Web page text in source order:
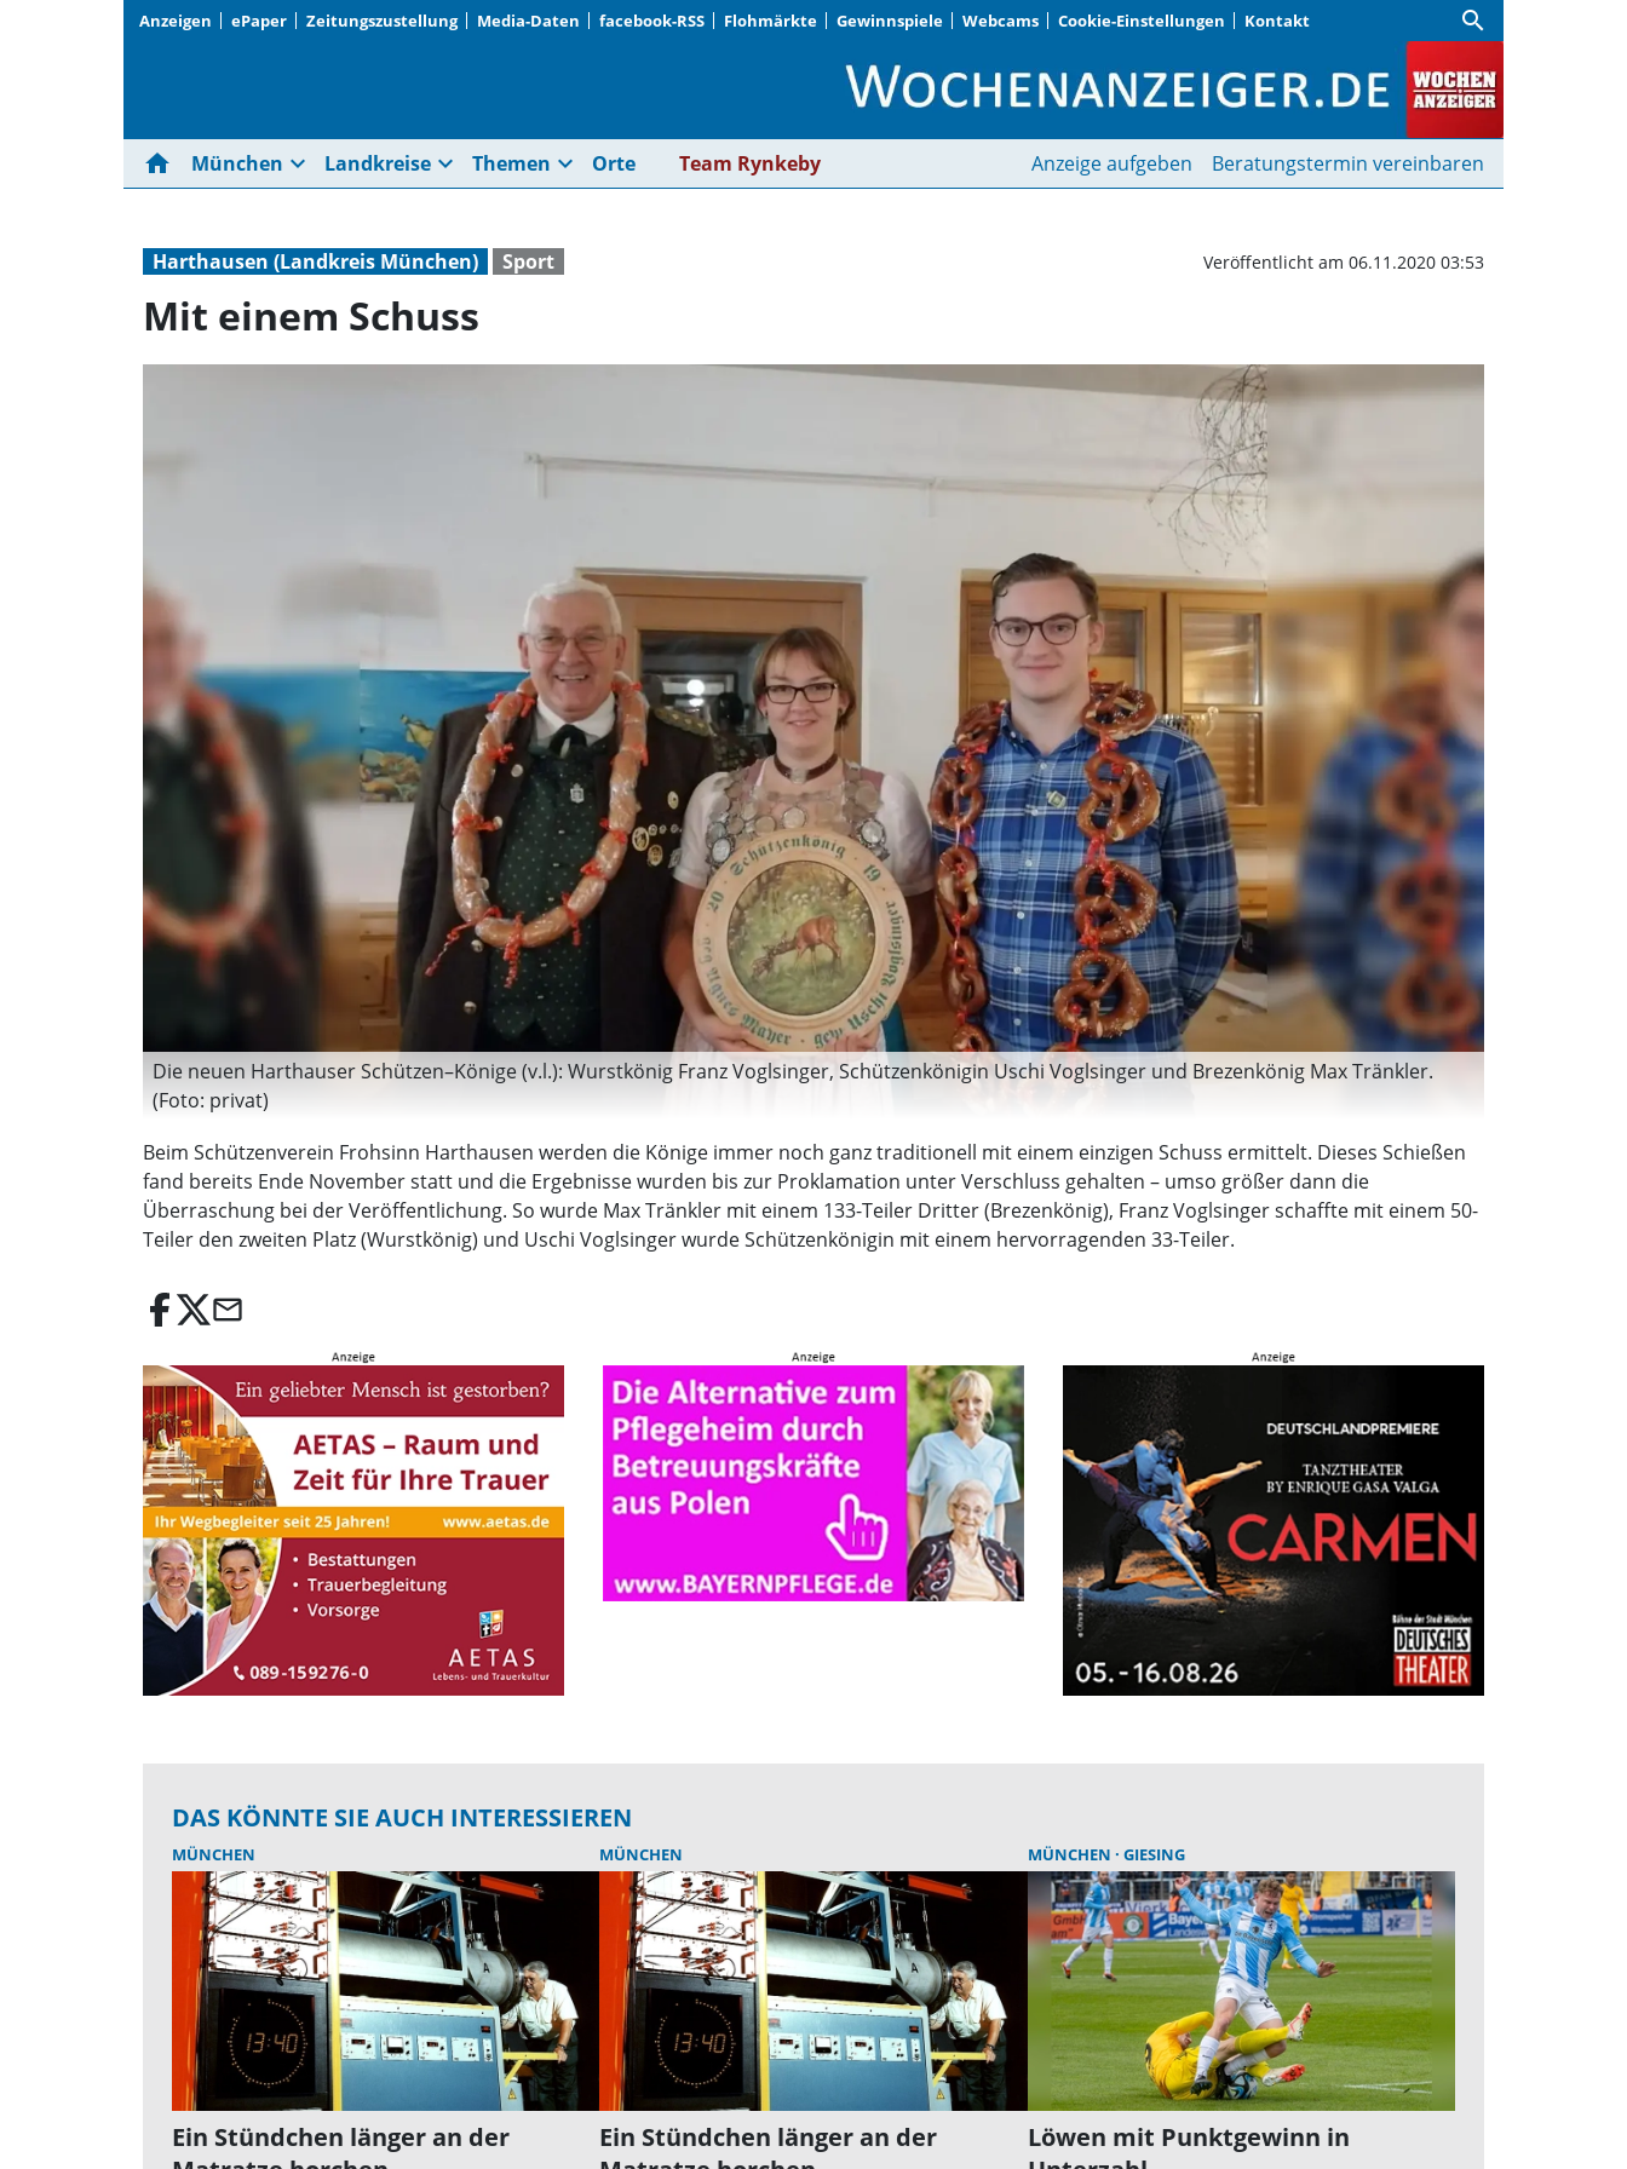
Anzeigen ePaper Zeitungszustellung Media-Daten facebook-RSS Flohmärkte Gewinnspiele Webcams Cookie-Einstellungen Kontakt search
Mit einem Schuss | Wochenanzeiger
home München expand_more Landkreise expand_more Themen expand_more Orte Team Rynkeby Anzeige aufgeben Beratungstermin vereinbaren
Harthausen (Landkreis München) Sport Veröffentlicht am 06.11.2020 03:53
Mit einem Schuss
Die neuen Harthauser Schützen–Könige (v.l.): Wurstkönig Franz Voglsinger, Schützenkönigin Uschi Voglsinger und Brezenkönig Max Tränkler.
(Foto: privat)
Beim Schützenverein Frohsinn Harthausen werden die Könige immer noch ganz traditionell mit einem einzigen Schuss ermittelt. Dieses Schießen
fand bereits Ende November statt und die Ergebnisse wurden bis zur Proklamation unter Verschluss gehalten – umso größer dann die
Überraschung bei der Veröffentlichung. So wurde Max Tränkler mit einem 133-Teiler Dritter (Brezenkönig), Franz Voglsinger schaffte mit einem 50-
Teiler den zweiten Platz (Wurstkönig) und Uschi Voglsinger wurde Schützenkönigin mit einem hervorragenden 33-Teiler.
email
DAS KÖNNTE SIE AUCH INTERESSIEREN
MÜNCHEN
Ein Stündchen länger an der
MÜNCHEN
Ein Stündchen länger an der
MÜNCHEN GIESING
Löwen mit Punktgewinn in